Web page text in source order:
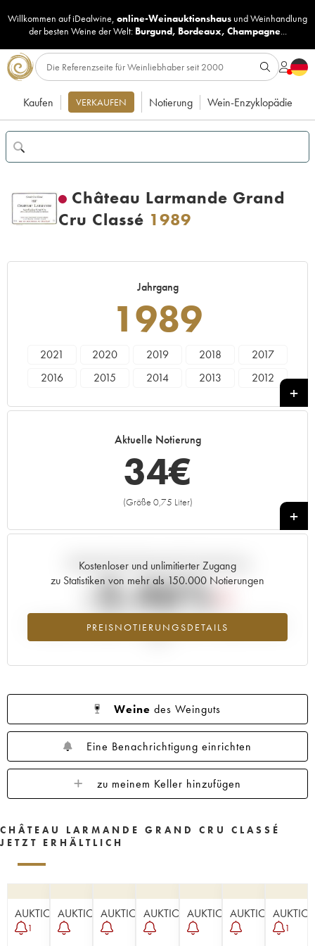
Willkommen auf iDealwine, online-Weinauktionshaus undWeinhandlung
der besten Weine der Welt: Burgund, Bordeaux, Champagne...
Kaufen VERKAUFEN Notierung Wein-Enzyklopädie
Château Larmande Grand
Cru Classé 1989
Jahrgang
1989
2021 2020 2019 2018
2017
2016
2015 2014 2013
2012
2000 1999 1998
1994
1971 1967 1962
Aktuelle Notierung
34€
(Größe 0,75 Liter)
+
Kostenloser und unlimitierter Zugang
zu Statistiken von mehr als 150.000 Notierungen
PREISNOTIERUNGSDETAILS
Aktuelle Entwicklung der Preisnotierung
-3.46%
Preisabfall des Jahrgangs 1989 im Jahr 2026 im Vergleich zum Jahr
Weine des Weinguts
Eine Benachrichtigung einrichten
zu meinem Keller hinzufügen
CHÂTEAU LARMANDE GRAND CRU CLASSÉ
JETZT ERHÄLTLICH
AUKTION
1
AUKTIONAUKTIONAUKTIONAUKTIONAUKTION
1